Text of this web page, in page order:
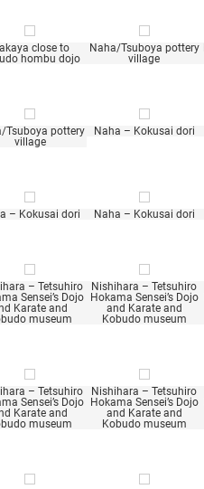
close to
hombu dojo
Naha/Tsuboya pottery
village
Tsuboya pottery
village
Naha – Kokusai dori
– Kokusai dori Naha – Kokusai dori
– Tetsuhiro
Sensei’s Dojo
Karate and
museum
Nishihara – Tetsuhiro
Hokama Sensei’s Dojo
and Karate and
Kobudo museum
– Tetsuhiro
Sensei’s Dojo
Karate and
museum
Nishihara – Tetsuhiro
Hokama Sensei’s Dojo
and Karate and
Kobudo museum